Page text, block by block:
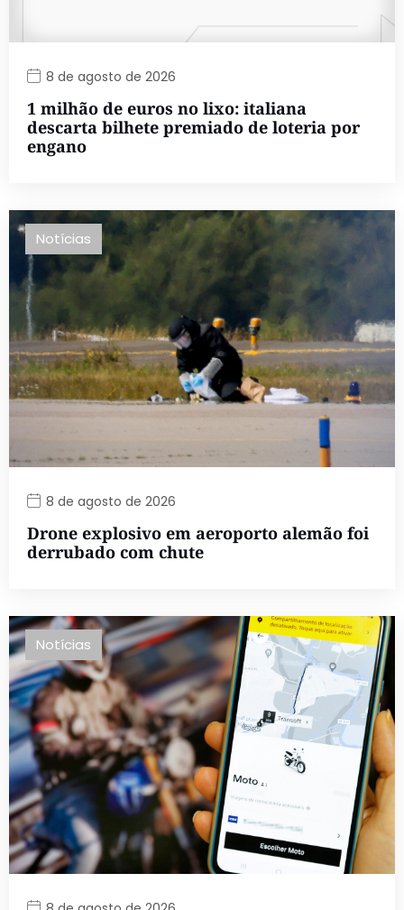
8 de agosto de 2026
1 milhão de euros no lixo: italiana
descarta bilhete premiado de loteria por
engano
Notícias
8 de agosto de 2026
Drone explosivo em aeroporto alemão foi
derrubado com chute
Notícias